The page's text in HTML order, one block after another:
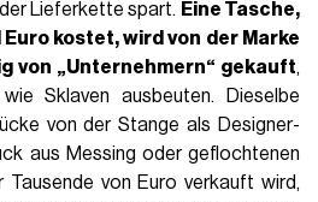
Lieferkette spart. Eine Tasche,
kostet, wird von der Marke
von „Unternehmern“ gekauft,
Sklaven ausbeuten. Dieselbe
von der Stange als Designer-
aus Messing oder geflochtenen
Tausende von Euro verkauft wird,